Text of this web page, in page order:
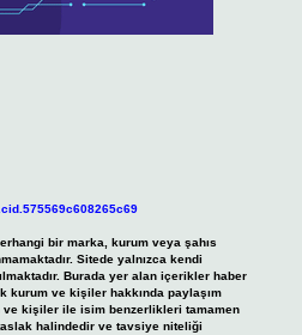
bir marka, kurum veya şahıs
Sitede yalnızca kendi
Burada yer alan içerikler haber
kurum ve kişiler hakkında paylaşım
ve kişiler ile isim benzerlikleri tamamen
halindedir ve tavsiye niteliği